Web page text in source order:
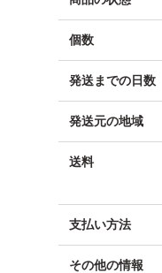
個数
発送までの日数
発送元の地域
送料
支払い方法
その他の情報